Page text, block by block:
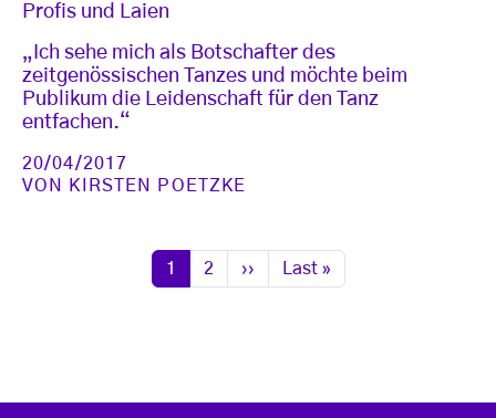
Profis und Laien
„Ich sehe mich als Botschafter des
zeitgenössischen Tanzes und möchte beim
Publikum die Leidenschaft für den Tanz
entfachen.“
20/04/2017
VON
KIRSTEN POETZKE
Seitennummerierung
Seite
1 Seite
2 Nächste Seite
›› Letzte Seite
Last »